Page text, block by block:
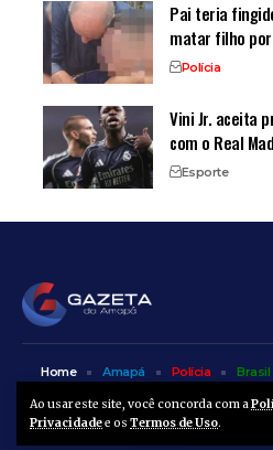
Ao usar este site, você concorda com a
Privacidadee os Termos de Uso.
Pai teria
matar filho
Polícia
Vini Jr. aceita
com o Real
Esporte
© A Gazeta do Amapá - 2025.
Home Amapá Polícia Brasil
Bem Estar